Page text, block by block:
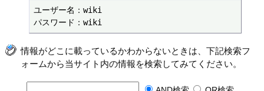
ユーザー名：wiki
パスワード：wiki
情報がどこに載っているかわからないときは、下記検索フ
ォームから当サイト内の情報を検索してみてください。